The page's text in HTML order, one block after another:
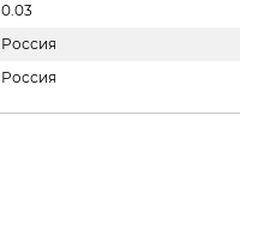
0.03
Россия
Россия